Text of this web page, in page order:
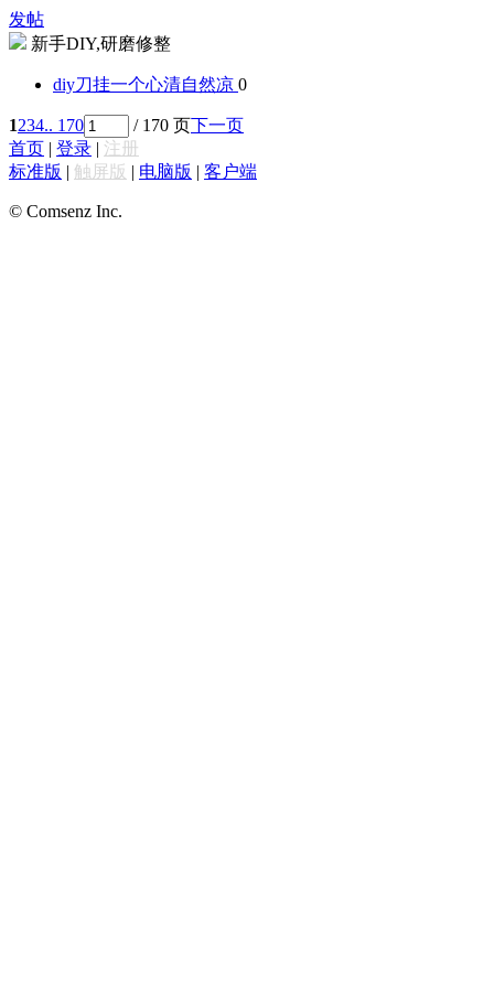
发帖
新手DIY,研磨修整
diy刀挂一个心清自然凉 0
1234.. 170 / 170 页下一页
首页 | 登录 | 注册
标准版 | 触屏版 | 电脑版 | 客户端
© Comsenz Inc.